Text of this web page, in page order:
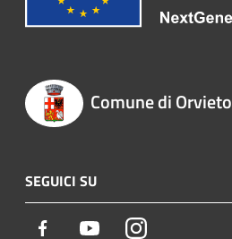
Comune di Orvieto
SEGUICI SU
Facebook YoutubeInstagram